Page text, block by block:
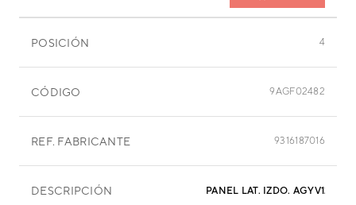
POSICIÓN 4
CÓDIGO 9AGF02482
REF. FABRICANTE 9316187016
DESCRIPCIÓN PANEL LAT. IZDO. AGYV12LAC